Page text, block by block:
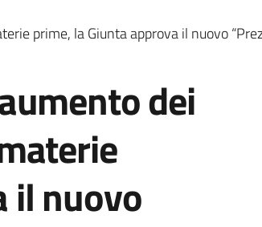
prime, la Giunta approva il nuovo
dei
il nuovo